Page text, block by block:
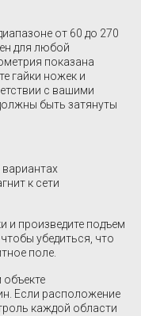
от 60 до 270
для любой
показана
гайки ножек и
с вашими
быть затянуты
вариантах
к сети
и произведите подъем
убедиться, что
поле.
Если расположение
каждой области